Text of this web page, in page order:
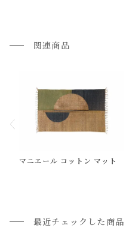
通常配送の場合、お品物は
■ご不明な点やご希望がござ
い。
釈したものを布に含ませて
いた布で叩いて乾燥させて
取れにくい汚れはこの作業
この際、多少の色落ちが起
《取扱上の注意》
・お使いのPC画面等や光の
関連商品
マニエール コットン マット
最近チェックした商品